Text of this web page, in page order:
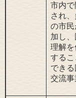
市内で
され、
の市民
加し、
理解を
する
でき
交流事